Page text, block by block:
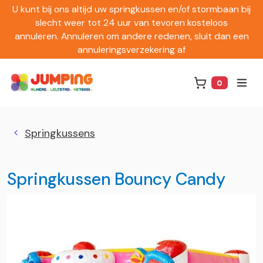
U kunt bij ons altijd uw springkussen en/of stormbaan bij
slecht weer tot 24 uur van tevoren kosteloos
annuleren. Annuleren om andere redenen, sluit dan een
annuleringsverzekering af
0
Springkussens
Springkussen Bouncy Candy